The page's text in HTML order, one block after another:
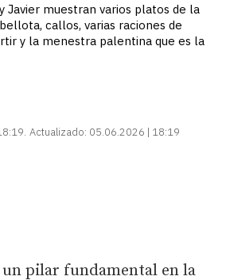
Javier muestran varios platos de la
callos, varias raciones de
y la menestra palentina que es la
Actualizado: 05.06.2026 | 18:19
un pilar fundamental en la